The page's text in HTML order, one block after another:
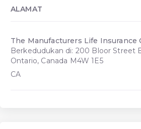
ALAMAT
The Manufacturers Life Insurance
Berkedudukan di: 200 Bloor Street
Ontario, Canada M4W 1E5
CA